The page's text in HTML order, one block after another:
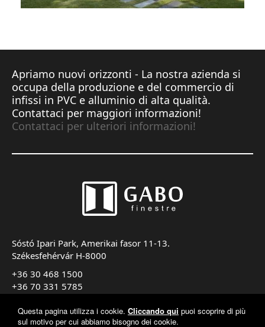
Questa pagina utilizza i cookie. Cliccando qui puoi scoprire di più
sul motivo per cui abbiamo bisogno dei cookie.
Apriamo nuovi orizzonti - La nostra azienda si
occupa della produzione e del commercio di
infissi in PVC e alluminio di alta qualità.
Contattaci per maggiori informazioni!
Contattaci per ulteriori informazioni!
Sóstó Ipari Park, Amerikai fasor 11-13.
Székesfehérvár H-8000
+36 30 468 1500
+36 70 331 5785